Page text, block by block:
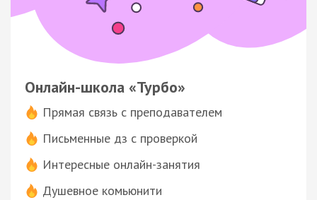
Онлайн-школа «Турбо»
Прямая связь с преподавателем
Письменные дз с проверкой
Интересные онлайн-занятия
Душевное комьюнити